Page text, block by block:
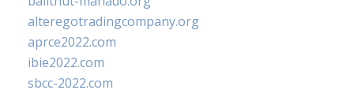
alteregotradingcompany.org
aprce2022.com
ibie2022.com
sbcc-2022.com